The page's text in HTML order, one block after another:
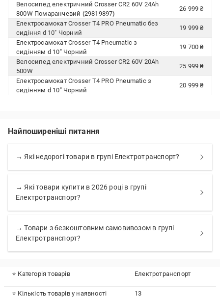
Велосипед електричний Crosser CR2 60V 24Ah
800W Помаранчевий (29819897)
26 999 ₴
Електросамокат Crosser T4 PRO Pneumatic без
сидіння d 10" Чорний
19 999 ₴
Електросамокат Crosser T4 Pneumatic з
сидінням d 10" Чорний
19 700 ₴
Велосипед електричний Crosser CR2 60V 20Ah
500W
25 999 ₴
Електросамокат Crosser T4 PRO Pneumatic з
сидінням d 10" Чорний
20 999 ₴
Найпоширеніші питання
→ Які недорогі товари в групі Електротранспорт?
→ Які товари купити в 2026 році в групі
Електротранспорт?
→ Товари з безкоштовним самовивозом в групі
Електротранспорт?
⭐ Категорія товарів Електротранспорт
⭐ Кількість товарів у наявності 13